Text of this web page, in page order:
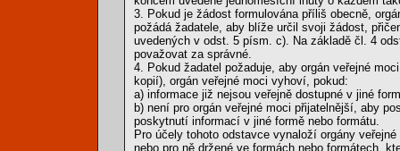
3. Pokud je žádost formulována příliš obecně,
požádá žadatele, aby blíže určil svoji žádost,
uvedených v odst. 5 písm. c). Na základě čl. 4
považovat za správné.
4. Pokud žadatel požaduje, aby orgán veřejné
kopií), orgán veřejné moci vyhoví, pokud:
a) informace již nejsou veřejně dostupné v jiné
b) není pro orgán veřejné moci přijatelnější, aby
poskytnutí informací v jiné formě nebo formátu.
Pro účely tohoto odstavce vynaloží orgány
nebo pro ně držené ve formách nebo formátech,